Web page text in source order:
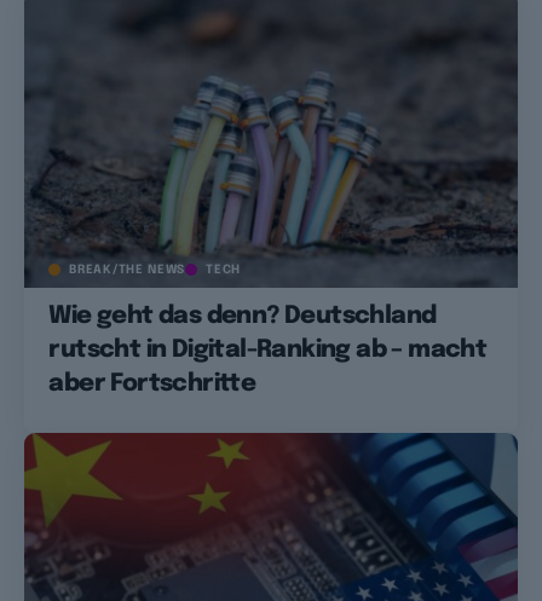
BREAK/THE NEWS TECH
Wie geht das denn? Deutschland
rutscht in Digital-Ranking ab – macht
aber Fortschritte